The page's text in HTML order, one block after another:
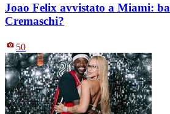
Joao Felix avvistato a Miami:
Cremaschi?
50